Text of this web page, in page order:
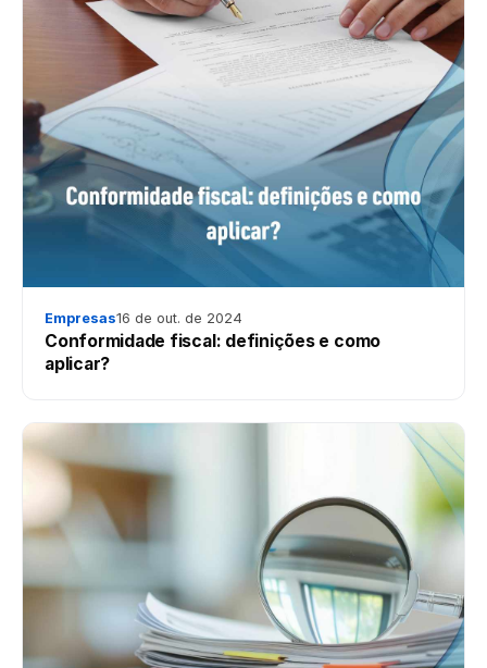
Empresas16 de out. de 2024
Conformidade fiscal: definições e como
aplicar?